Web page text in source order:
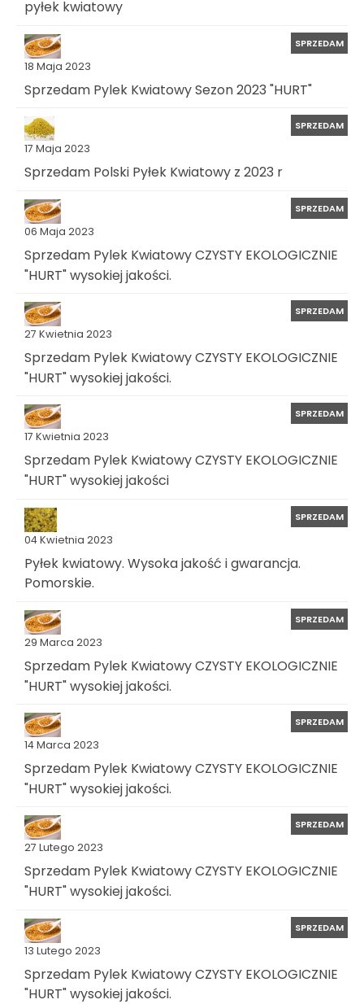
pyłek kwiatowy
18 Maja 2023
SPRZEDAM
Sprzedam Pylek Kwiatowy Sezon 2023 "HURT"
17 Maja 2023
SPRZEDAM
Sprzedam Polski Pyłek Kwiatowy z 2023 r
06 Maja 2023
SPRZEDAM
Sprzedam Pylek Kwiatowy CZYSTY EKOLOGICZNIE
"HURT" wysokiej jakości.
27 Kwietnia 2023
SPRZEDAM
Sprzedam Pylek Kwiatowy CZYSTY EKOLOGICZNIE
"HURT" wysokiej jakości.
17 Kwietnia 2023
SPRZEDAM
Sprzedam Pylek Kwiatowy CZYSTY EKOLOGICZNIE
"HURT" wysokiej jakości
04 Kwietnia 2023
SPRZEDAM
Pyłek kwiatowy. Wysoka jakość i gwarancja.
Pomorskie.
29 Marca 2023
SPRZEDAM
Sprzedam Pylek Kwiatowy CZYSTY EKOLOGICZNIE
"HURT" wysokiej jakości.
14 Marca 2023
SPRZEDAM
Sprzedam Pylek Kwiatowy CZYSTY EKOLOGICZNIE
"HURT" wysokiej jakości.
27 Lutego 2023
SPRZEDAM
Sprzedam Pylek Kwiatowy CZYSTY EKOLOGICZNIE
"HURT" wysokiej jakości.
13 Lutego 2023
SPRZEDAM
Sprzedam Pylek Kwiatowy CZYSTY EKOLOGICZNIE
"HURT" wysokiej jakości.